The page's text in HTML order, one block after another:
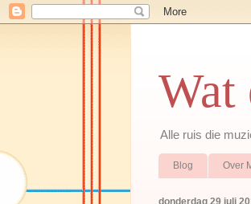
Wat
Alle ruis die
Blog Over
donderdag 29 juli